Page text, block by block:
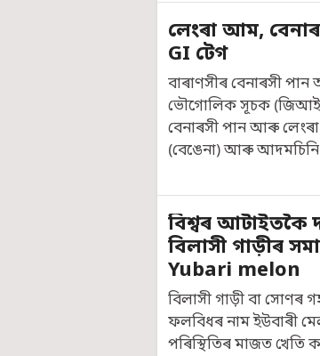
লেংৰা আম,
GI টেগ
বাৰাণসীৰ বেনাৰসী
ভৌগোলিক সূচক (জিআই)
বেনাৰসী পান আৰু
(বেঙেনা) আৰু
বিশ্বৰ আটাইতকৈ
বিলাসী গাড়ীৰ
Yubari melon
বিলাসী গাড়ী বা সোণৰ
ফলবিধৰ নাম ইউবাৰী
পৰিস্থিতিৰ মাজত খেতি